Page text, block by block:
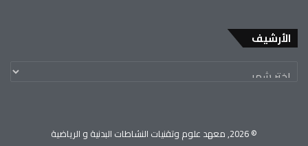
الأرشيف
© 2026, معهد علوم وتقنيات النشاطات البدنية و الرياضية